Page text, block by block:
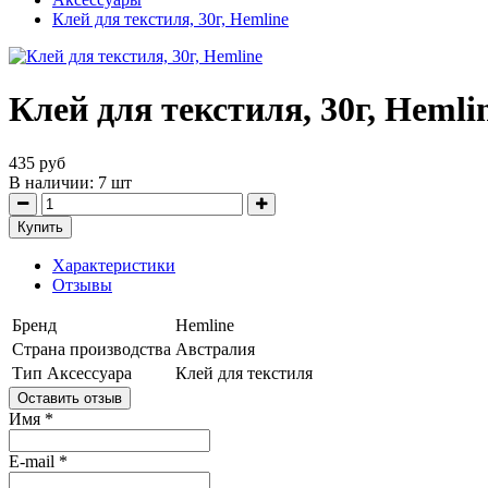
Клей для текстиля, 30г, Hemline
Клей для текстиля, 30г,
435 руб
В наличии: 7 шт
Купить
Характеристики
Отзывы
Бренд
Hemline
Страна производства Австралия
Тип Аксессуара
Клей для текстиля
Оставить отзыв
Имя *
E-mail *